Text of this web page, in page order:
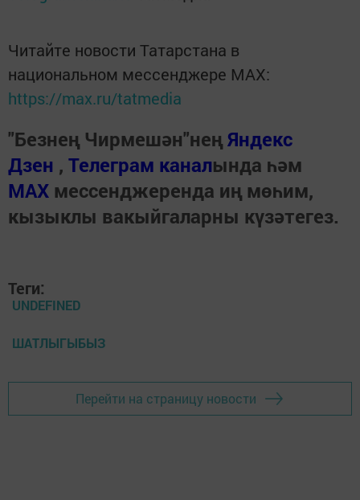
Читайте новости Татарстана в
национальном мессенджере MАХ:
https://max.ru/tatmedia
"Безнең Чирмешән"неңЯндекс
Дзен , Телеграм каналында һәм
МАХ мессенджеренда иң мөһим,
кызыклы вакыйгаларны күзәтегез.
Теги:
UNDEFINED
ШАТЛЫГЫБЫЗ
Перейти на страницу новости